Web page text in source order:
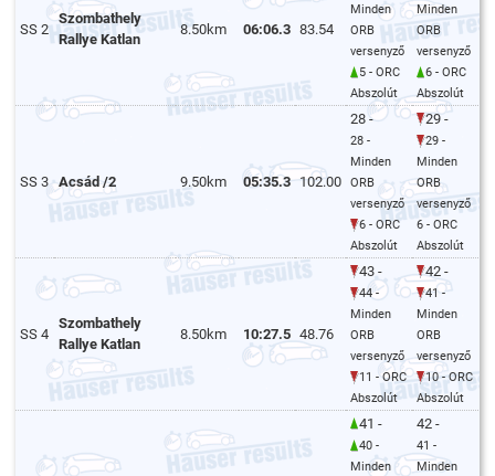
SS 2
Szombathely
Rallye Katlan
8.50km 06:06.3 83.54
Minden
ORB
versenyző
5 - ORC
Abszolút
Minden
ORB
versenyző
6 - ORC
Abszolút
SS 3 Acsád /2 9.50km 05:35.3 102.00
28 -
28 -
Minden
ORB
versenyző
6 - ORC
Abszolút
29 -
29 -
Minden
ORB
versenyző
6 - ORC
Abszolút
SS 4
Szombathely
Rallye Katlan
8.50km 10:27.5 48.76
43 -
44 -
Minden
ORB
versenyző
11 - ORC
Abszolút
42 -
41 -
Minden
ORB
versenyző
10 - ORC
Abszolút
41 -
40 -
Minden
42 -
41 -
Minden